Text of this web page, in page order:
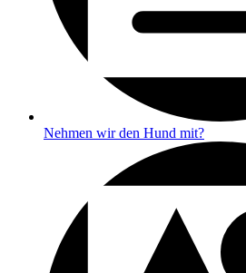
Nehmen wir den Hund mit?